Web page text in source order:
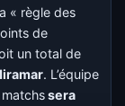
« règle des
de
un total de
. L’équipe
sera